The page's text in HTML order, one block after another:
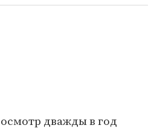
дважды в год